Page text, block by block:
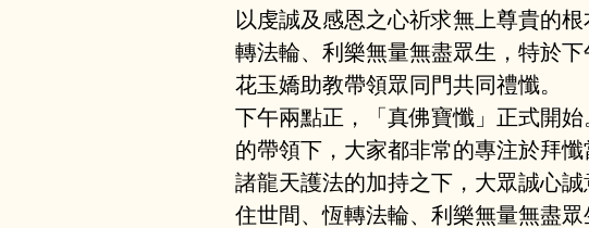
以虔誠及感恩之心祈求無上尊貴的
轉法輪、利樂無量無盡眾生，特於
花玉嬌助教帶領眾同門共同禮懺。
下午兩點正，「真佛寶懺」正式開
的帶領下，大家都非常的專注於拜
諸龍天護法的加持之下，大眾誠心
住世間、恆轉法輪、利樂無量無盡眾